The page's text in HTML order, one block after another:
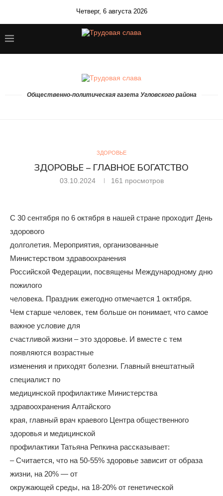
Четверг, 6 августа 2026
Общественно-политическая газета Угловского района
ЗДОРОВЬЕ
ЗДОРОВЬЕ – ГЛАВНОЕ БОГАТСТВО
03.10.2024 161 просмотров
С 30 сентября по 6 октября в нашей стране проходит День
здорового
долголетия. Мероприятия, организованные
Министерством здравоохранения
Российской Федерации, посвящены Международному дню
пожилого
человека. Праздник ежегодно отмечается 1 октября.
Чем старше человек, тем больше он понимает, что самое
важное условие для
счастливой жизни – это здоровье. И вместе с тем
появляются возрастные
изменения и приходят болезни. Главный внештатный
специалист по
медицинской профилактике Министерства
здравоохранения Алтайского
края, главный врач краевого Центра общественного
здоровья и медицинской
профилактики Татьяна Репкина рассказывает:
– Считается, что на 50-55% здоровье зависит от образа
жизни, на 20% — от
окружающей среды, на 18-20% от генетической